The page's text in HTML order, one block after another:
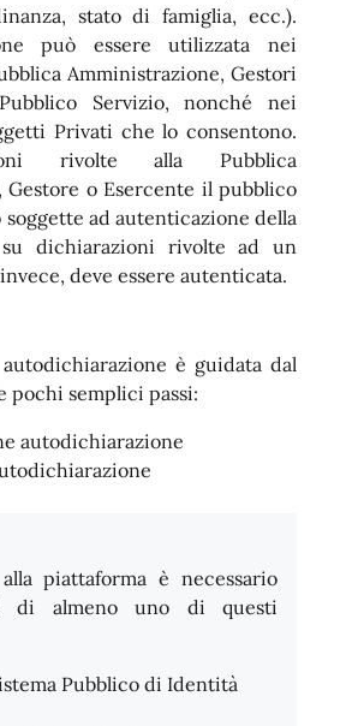
stato di famiglia, ecc.).
può essere utilizzata nei
Amministrazione, Gestori
Servizio, nonché nei
Privati che lo consentono.
rivolte alla Pubblica
Gestore o Esercente il pubblico
ad autenticazione della
dichiarazioni rivolte ad un
deve essere autenticata.
è guidata dal
pochi semplici passi:
autodichiarazione
piattaforma è necessario
di almeno uno di questi
Pubblico di Identità